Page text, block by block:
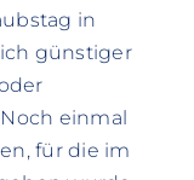
in
günstiger
einmal
für die im